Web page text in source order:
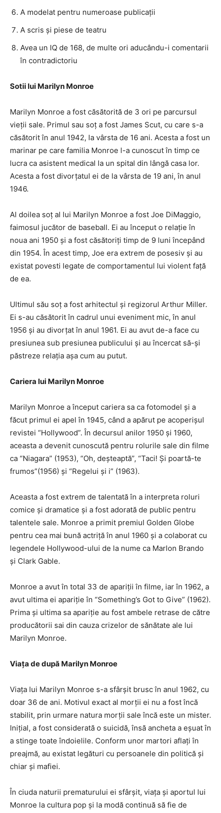
A modelat pentru numeroase publicații
A scris și piese de teatru
Avea un IQ de 168, de multe ori aducându-i comentarii
în contradictoriu
Sotii lui Marilyn Monroe
Marilyn Monroe a fost căsătorită de 3 ori pe parcursul
vieții sale. Primul sau soț a fost James Scut, cu care s-a
căsătorit în anul 1942, la vârsta de 16 ani. Acesta a fost un
marinar pe care familia Monroe l-a cunoscut în timp ce
lucra ca asistent medical la un spital din lângă casa lor.
Acesta a fost divorțatul ei de la vârsta de 19 ani, în anul
1946.
Al doilea soț al lui Marilyn Monroe a fost Joe DiMaggio,
faimosul jucător de baseball. Ei au început o relație în
noua ani 1950 și a fost căsătoriți timp de 9 luni începând
din 1954. În acest timp, Joe era extrem de posesiv și au
existat povesti legate de comportamentul lui violent față
de ea.
Ultimul său soț a fost arhitectul și regizorul Arthur Miller.
Ei s-au căsătorit în cadrul unui eveniment mic, în anul
1956 și au divorțat în anul 1961. Ei au avut de-a face cu
presiunea sub presiunea publicului și au încercat să-și
păstreze relația așa cum au putut.
Cariera lui Marilyn Monroe
Marilyn Monroe a început cariera sa ca fotomodel și a
făcut primul ei apel în 1945, când a apărut pe acoperișul
revistei “Hollywood”. În decursul anilor 1950 și 1960,
aceasta a devenit cunoscută pentru rolurile sale din filme
ca “Niagara” (1953), “Oh, deșteaptă”, “Taci! Și poartă-te
frumos”(1956) și “Regelui și i” (1963).
Aceasta a fost extrem de talentată în a interpreta roluri
comice și dramatice și a fost adorată de public pentru
talentele sale. Monroe a primit premiul Golden Globe
pentru cea mai bună actriță în anul 1960 și a colaborat cu
legendele Hollywood-ului de la nume ca Marlon Brando
și Clark Gable.
Monroe a avut în total 33 de apariții în filme, iar în 1962, a
avut ultima ei apariție în “Something’s Got to Give” (1962).
Prima și ultima sa apariție au fost ambele retrase de către
producătorii sai din cauza crizelor de sănătate ale lui
Marilyn Monroe.
Viața de după Marilyn Monroe
Viața lui Marilyn Monroe s-a sfârșit brusc în anul 1962, cu
doar 36 de ani. Motivul exact al morții ei nu a fost încă
stabilit, prin urmare natura morții sale încă este un mister.
Inițial, a fost considerată o suicidă, însă ancheta a eșuat în
a stinge toate îndoielile. Conform unor martori aflați în
preajmă, au existat legături cu persoanele din politică și
chiar și mafiei.
În ciuda naturii prematurului ei sfârșit, viața și aportul lui
Monroe la cultura pop și la modă continuă să fie de